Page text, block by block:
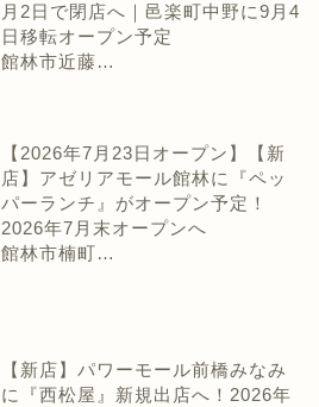
月2日で閉店へ｜邑楽町中野に9月4
日移転オープン予定
館林市近藤…
【2026年7月23日オープン】【新
店】アゼリアモール館林に『ペッ
パーランチ』がオープン予定！
2026年7月末オープンへ
館林市楠町…
【新店】パワーモール前橋みなみ
に『西松屋』新規出店へ！2026年